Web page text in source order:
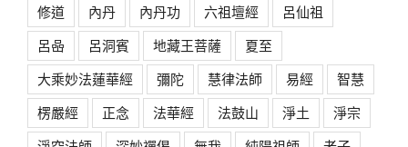
修道
內丹 內丹功 六祖壇經
呂仙祖
呂喦
呂洞賓 地藏王菩薩
夏至
大乘妙法蓮華經
彌陀 慧律法師 易經
智慧
楞嚴經
正念 法華經 法鼓山 淨土
淨宗